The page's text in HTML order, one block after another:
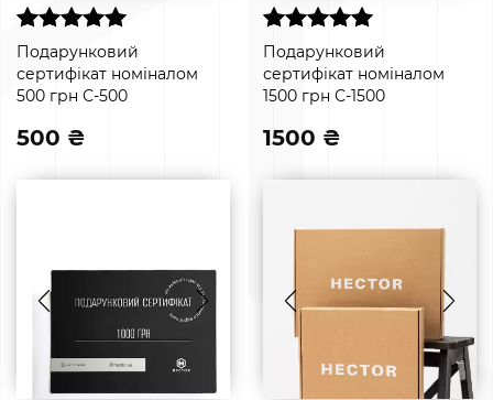
Подарунковий
сертифікат номіналом
500 грн С-500
500 ₴
Подарунковий
сертифікат номіналом
1500 грн С-1500
1500 ₴